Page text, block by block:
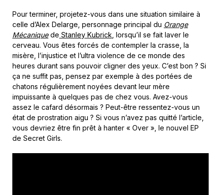
Pour terminer, projetez-vous dans une situation similaire à
celle d’Alex Delarge, personnage principal du Orange
Mécaniquede Stanley Kubrick , lorsqu’il se fait laver le
cerveau. Vous êtes forcés de contempler la crasse, la
misère, l’injustice et l’ultra violence de ce monde des
heures durant sans pouvoir cligner des yeux. C’est bon ? Si
ça ne suffit pas, pensez par exemple à des portées de
chatons régulièrement noyées devant leur mère
impuissante à quelques pas de chez vous. Avez-vous
assez le cafard désormais ? Peut-être ressentez-vous un
état de prostration aigu ? Si vous n’avez pas quitté l’article,
vous devriez être fin prêt à hanter « Over », le nouvel EP
de Secret Girls.